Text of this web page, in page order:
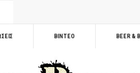
ΒΙΝΤΕΟ BEER &